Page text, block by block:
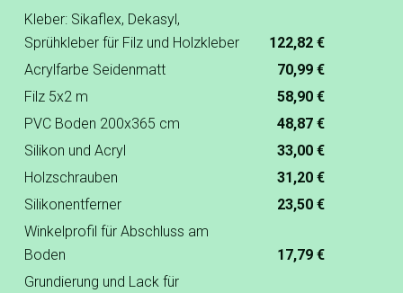
Kleber: Sikaflex, Dekasyl,
Sprühkleber für Filz und Holzkleber
122,82 €
Acrylfarbe Seidenmatt
70,99 €
Filz 5x2 m
58,90 €
PVC Boden 200x365 cm
48,87 €
Silikon und Acryl
33,00 €
Holzschrauben
31,20 €
Silikonentferner
23,50 €
Winkelprofil für Abschluss am
Boden
17,79 €
Grundierung und Lack für